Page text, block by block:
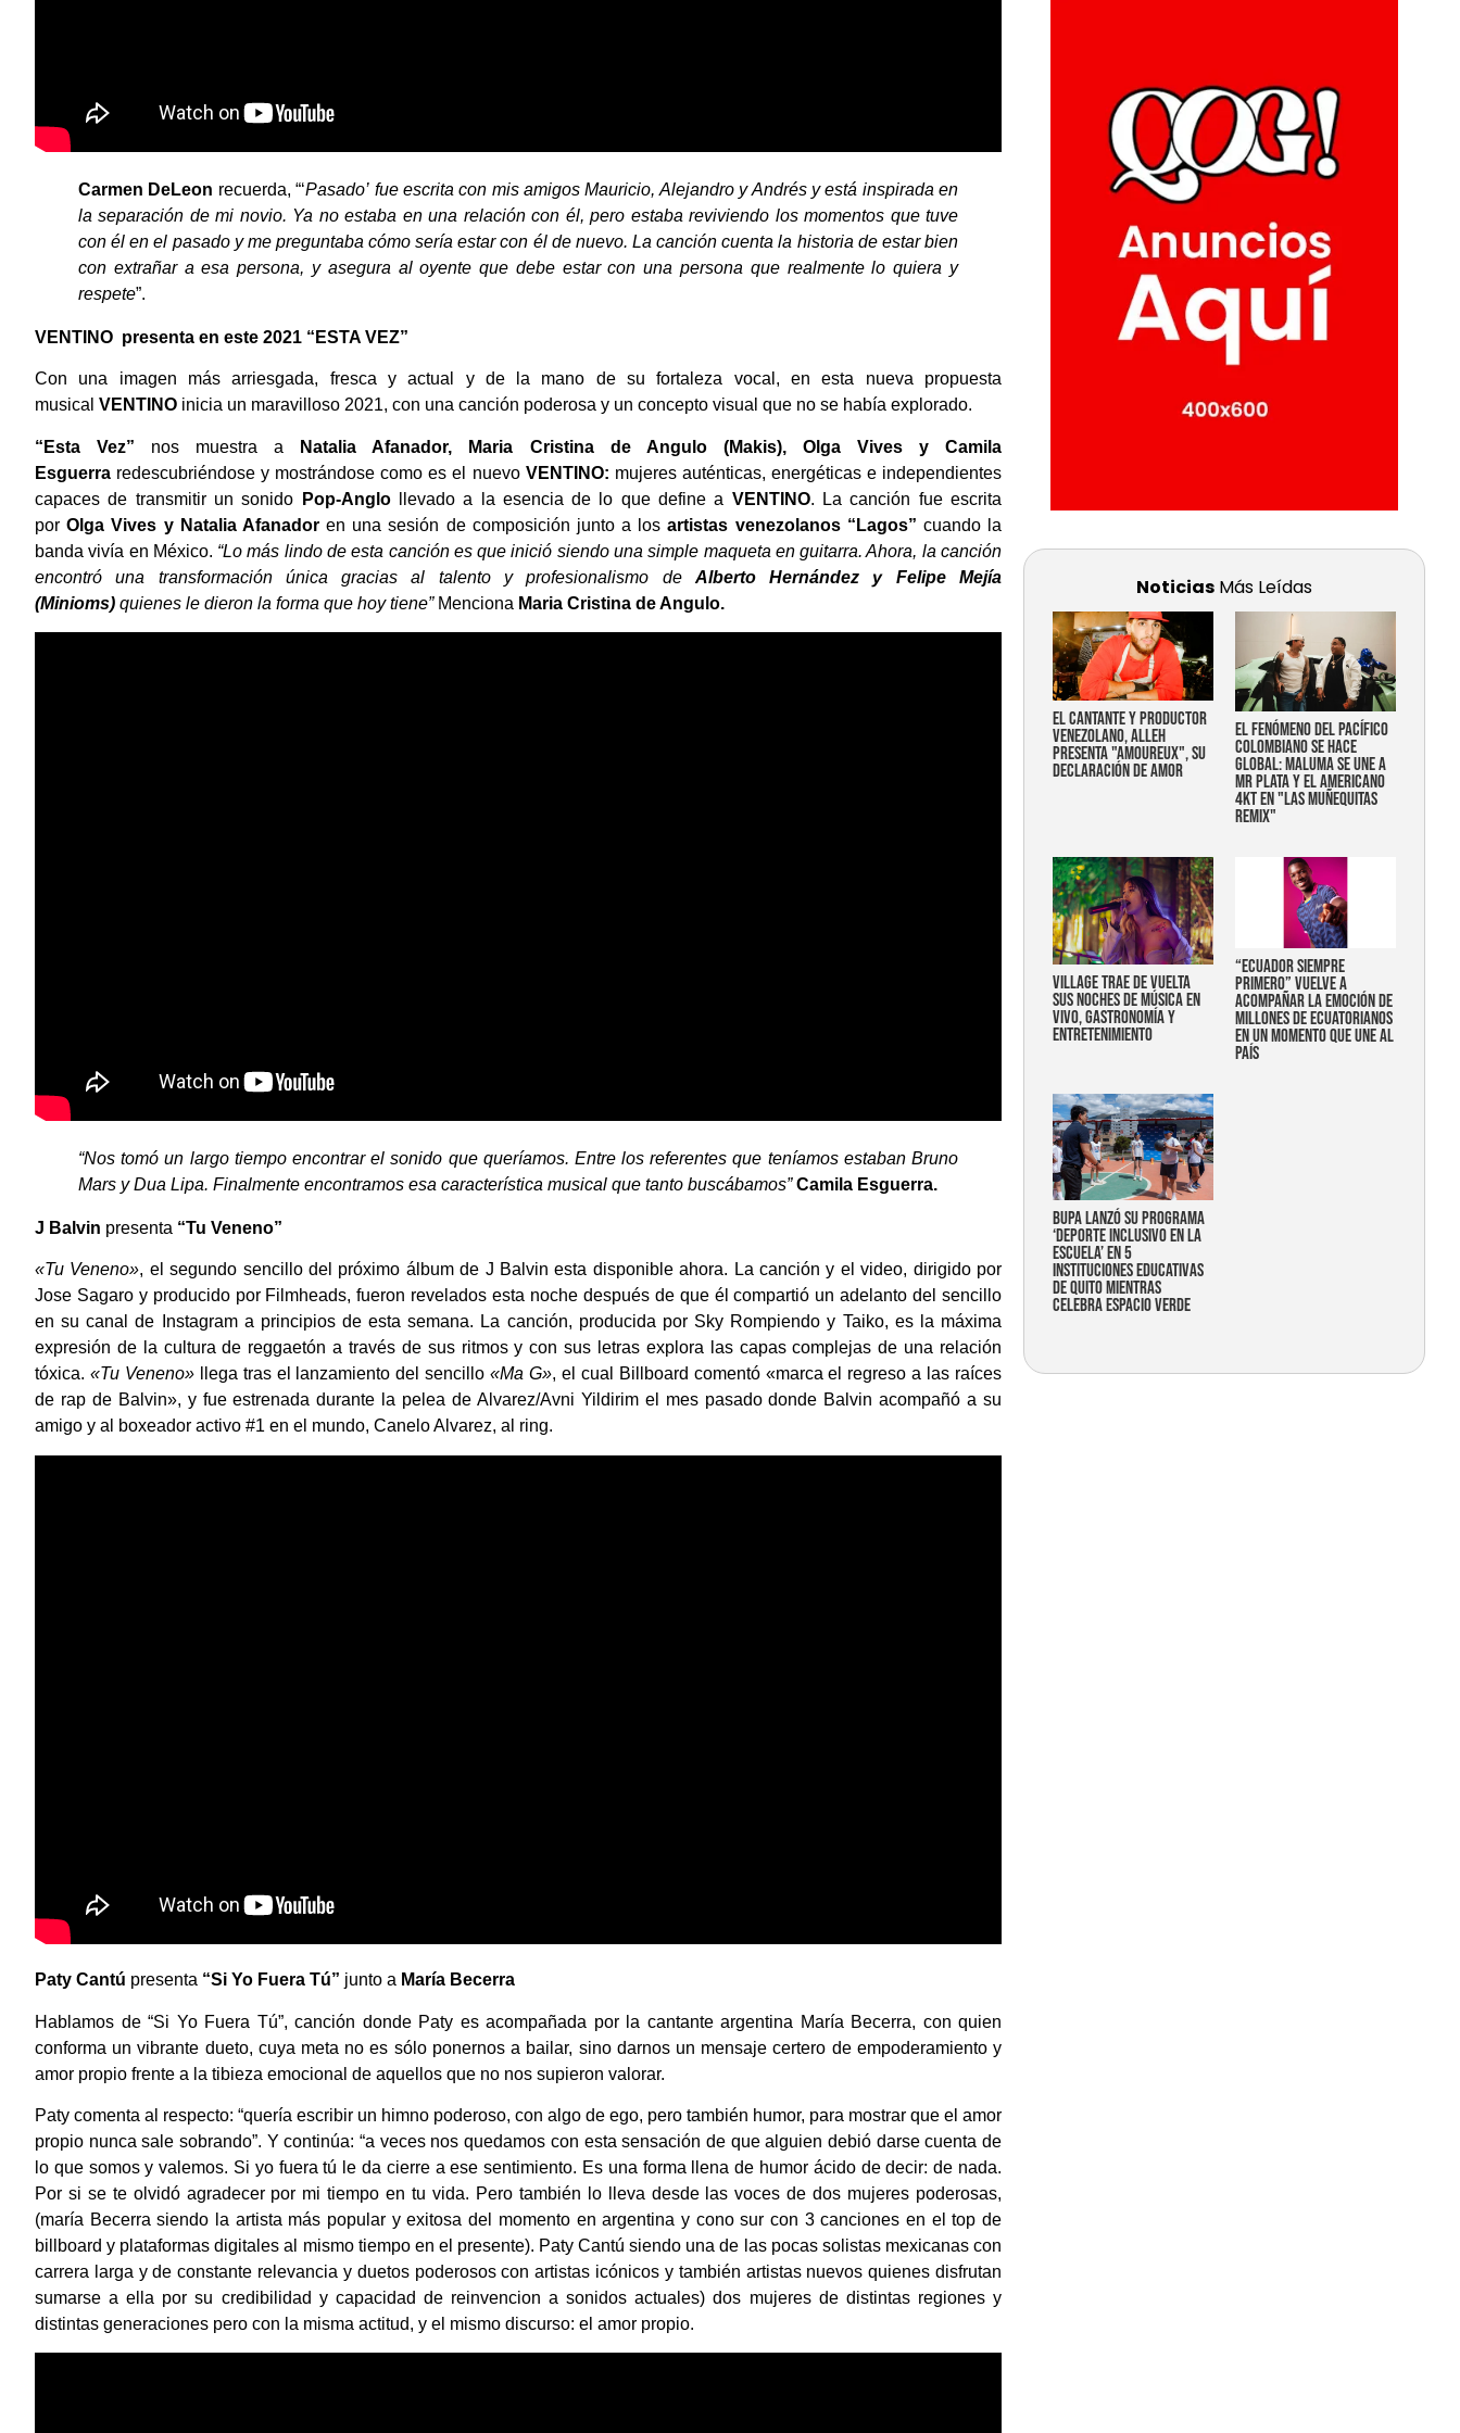
Carmen DeLeon recuerda, “‘Pasado’ fue escrita con mis amigos Mauricio, Alejandro y Andrés y está inspirada en
la separación de mi novio. Ya no estaba en una relación con él, pero estaba reviviendo los momentos que tuve
con él en el pasado y me preguntaba cómo sería estar con él de nuevo. La canción cuenta la historia de estar bien
con extrañar a esa persona, y asegura al oyente que debe estar con una persona que realmente lo quiera y
respete”.
VENTINO presenta en este 2021 “ESTA VEZ”
Con una imagen más arriesgada, fresca y actual y de la mano de su fortaleza vocal, en esta nueva propuesta
musical VENTINO inicia un maravilloso 2021, con una canción poderosa y un concepto visual que no se había explorado.
“Esta Vez” nos muestra a
Natalia Afanador, Maria Cristina de Angulo (Makis), Olga Vives y Camila
Esguerra redescubriéndose y mostrándose como es el nuevo VENTINO: mujeres auténticas, energéticas e independientes
capaces de transmitir un sonido
Pop-Anglollevado a la esencia de lo que define a VENTINO. La canción fue escrita
porOlga Vives y Natalia Afanadoren una sesión de composición junto a losartistas venezolanos “Lagos” cuando la
banda vivía en México. “Lo más lindo de esta canción es que inició siendo una simple maqueta en guitarra. Ahora, la canción
encontró una transformación única gracias al talento y profesionalismo de Alberto Hernández y Felipe Mejía
(Minioms) quienes le dieron la forma que hoy tiene”Menciona Maria Cristina de Angulo.
“Nos tomó un largo tiempo encontrar el sonido que queríamos. Entre los referentes que teníamos estaban Bruno
Mars y Dua Lipa. Finalmente encontramos esa característica musical que tanto buscábamos” Camila Esguerra.
J Balvin presenta “Tu Veneno”
«Tu Veneno», el segundo sencillo del próximo álbum de J Balvin esta disponible ahora. La canción y el video, dirigido por
Jose Sagaro y producido por Filmheads, fueron revelados esta noche después de que él compartió unadelanto del sencillo
en su canal de Instagram a principios de esta semana. La canción, producida por Sky Rompiendo y Taiko, es la máxima
expresión de la cultura de reggaetón a través de sus ritmos y con sus letras explora las capas complejas de una relación
tóxica. «Tu Veneno»llega tras el lanzamiento del sencillo«Ma G», el cual Billboard comentó «marca el regreso a las raíces
de rap de Balvin», y fue estrenada durante la pelea de Alvarez/Avni Yildirim el mes pasado donde Balvin acompañó a su
amigo y al boxeador activo #1 en el mundo, Canelo Alvarez, al ring.
Paty Cantú presenta “Si Yo Fuera Tú” junto a María Becerra
Hablamos de “Si Yo Fuera Tú”, canción donde Paty es acompañada por la cantante argentina María Becerra, con quien
conforma un vibrante dueto, cuya meta no es sólo ponernos a bailar, sino darnos un mensaje certero de empoderamiento y
amor propio frente a la tibieza emocional de aquellos que no nos supieron valorar.
Paty comenta al respecto: “quería escribir un himno poderoso, con algo de ego, pero también humor, para mostrar que el amor
propio nunca sale sobrando”. Y continúa: “a veces nos quedamos con esta sensación de que alguien debió darse cuenta de
lo que somos y valemos. Si yo fuera tú le da cierre a ese sentimiento. Es una forma llena de humor ácido de decir: de nada.
Por si se te olvidó agradecer por mi tiempo en tu vida. Pero también lo lleva desde las voces de dos mujeres poderosas,
(maría Becerra siendo la artista más popular y exitosa del momento en argentina y cono sur con 3 canciones en el top de
billboard y plataformas digitales al mismo tiempo en el presente). Paty Cantú siendo una de las pocas solistas mexicanas con
carrera larga y de constante relevancia y duetos poderosos con artistas icónicos y también artistas nuevos quienes disfrutan
sumarse a ella por su credibilidad y capacidad de reinvencion a sonidos actuales) dos mujeres de distintas regiones y
distintas generaciones pero con la misma actitud, y el mismo discurso: el amor propio.
Noticias Más Leídas
EL CANTANTE Y PRODUCTOR
VENEZOLANO, ALLEH
PRESENTA "AMOUREUX", SU
DECLARACIÓN DE AMOR
EL FENÓMENO DEL PACÍFICO
COLOMBIANO SE HACE
GLOBAL: MALUMA SE UNE A
MR PLATA Y EL AMERICANO
4KT EN "LAS MUÑEQUITAS
REMIX"
Village trae de vuelta
sus noches de música en
vivo, gastronomía y
entretenimiento
“Ecuador siempre
primero” vuelve a
acompañar la emoción de
millones de ecuatorianos
en un momento que une al
país
Bupa lanzó su programa
‘Deporte Inclusivo en la
Escuela’ en 5
instituciones educativas
de Quito mientras
celebra espacio verde